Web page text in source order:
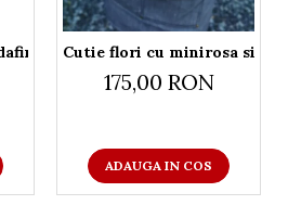
rosiiCutie flori cu minirosa si
175,00 RON
ADAUGA IN COS